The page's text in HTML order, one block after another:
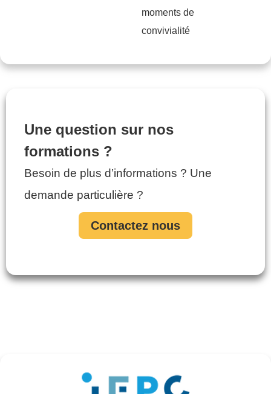
moments de
convivialité
Une question sur nos
formations ?
Besoin de plus d’informations ? Une
demande particulière ?
Contactez nous